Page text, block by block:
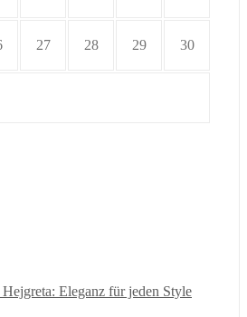
27 28 29 30
Eleganz für jeden Style